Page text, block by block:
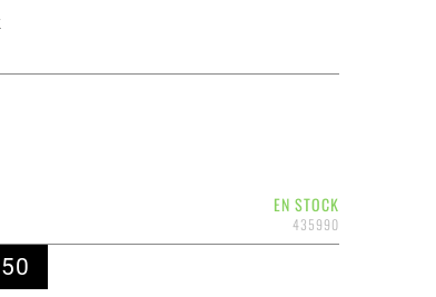
EN STOCK
435990